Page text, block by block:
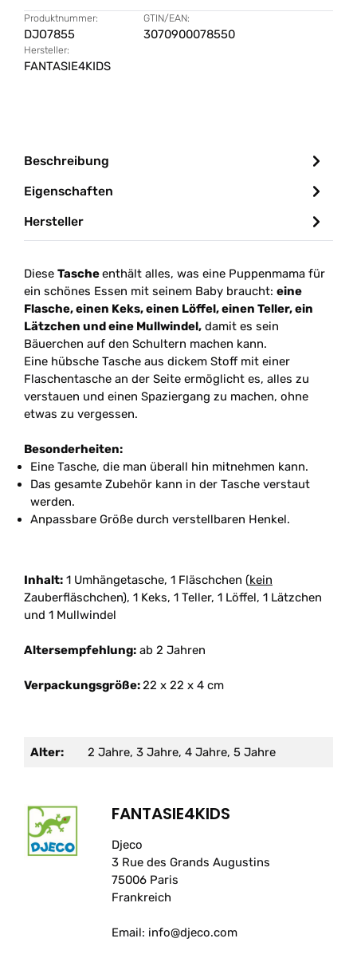
Produktnummer:
DJO7855
GTIN/EAN:
3070900078550
Hersteller:
FANTASIE4KIDS
Beschreibung
Eigenschaften
Hersteller
Diese Tascheenthält alles, was eine Puppenmama für
ein schönes Essen mit seinem Baby braucht: eine
Flasche, einen Keks, einen Löffel, einen Teller, ein
Lätzchen und eine Mullwindel, damit es sein
Bäuerchen auf den Schultern machen kann.
Eine hübsche Tasche aus dickem Stoff mit einer
Flaschentasche an der Seite ermöglicht es, alles zu
verstauen und einen Spaziergang zu machen, ohne
etwas zu vergessen.
Besonderheiten:
Eine Tasche, die man überall hin mitnehmen kann.
Das gesamte Zubehör kann in der Tasche verstaut
werden.
Anpassbare Größe durch verstellbaren Henkel.
Inhalt: 1 Umhängetasche, 1 Fläschchen (kein
Zauberfläschchen), 1 Keks, 1 Teller, 1 Löffel, 1 Lätzchen
und 1 Mullwindel
Altersempfehlung: ab 2 Jahren
Verpackungsgröße:22 x 22 x 4 cm
Alter: 2 Jahre, 3 Jahre, 4 Jahre, 5 Jahre
FANTASIE4KIDS
Djeco
3 Rue des Grands Augustins
75006 Paris
Frankreich
Email: info@djeco.com